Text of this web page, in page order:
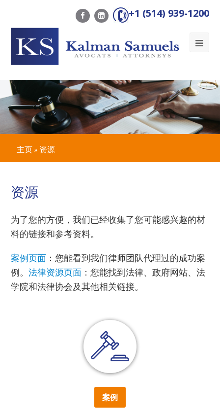
+1 (514) 939-1200
主页 » 资源
资源
为了您的方便，我们已经收集了您可能感兴趣的材
料的链接和参考资料。
案例页面 ：您能看到我们律师团队代理过的成功案
例。法律资源页面 ：您能找到法律、政府网站、法
学院和法律协会及其他相关链接。
案例